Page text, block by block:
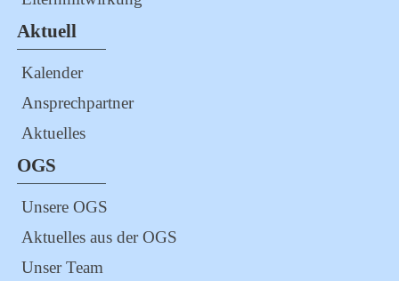
Aktuell
Kalender
Ansprechpartner
Aktuelles
OGS
Unsere OGS
Aktuelles aus der OGS
Unser Team